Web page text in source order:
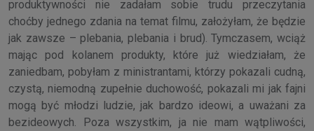
produktywności nie zadałam sobie trudu przeczytania
choćby jednego zdania na temat filmu, założyłam, że będzie
jak zawsze – plebania, plebania i brud). Tymczasem, wciąż
mając pod kolanem produkty, które już wiedziałam, że
zaniedbam, pobyłam z ministrantami, którzy pokazali cudną,
czystą, niemodną zupełnie duchowość, pokazali mi jak fajni
mogą być młodzi ludzie, jak bardzo ideowi, a uważani za
bezideowych. Poza wszystkim, ja nie mam wątpliwości,